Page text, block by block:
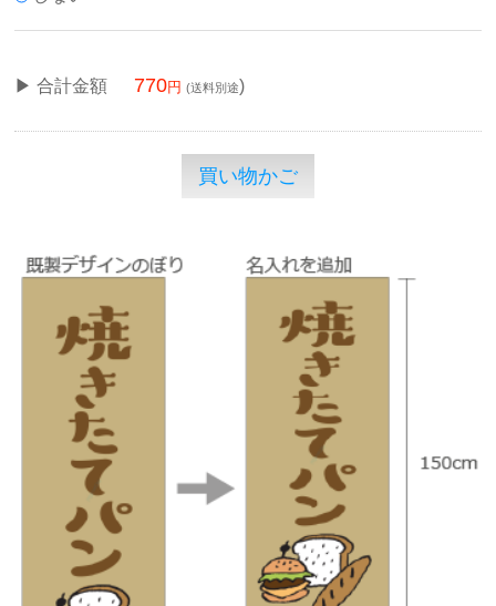
合計金額 770 (送料別途)